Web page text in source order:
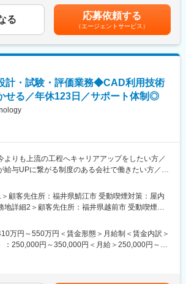
度：
企業様については残業が多くなる企業様が少な
組みをすることなく過度な残業が発生をしない状
す。
善の是正対応も行っています。
与もUP：
より難易度の高いプロジェクトへ配属をされる事
仕組みを取っています。
みではなく、スキルを磨くことが給与UPに繋がる
っては非常分かり易い制度です。
社の定める業務
カーで機電領域における電気設計及び試験・評価
加しており、これに対応するために新たな技術者
となりました。これまでの学びを駆使し高品質な
していただける方をお待ちしています。
用した電気・機械工学の再学習支援
じた就業先の選定と実務サポート
ての成長プロセスを評価する制度
・低電圧取扱主任者の資格をお持ちの方には、設
画立案など、より専門的なキャリアへのステップ
。
回路設計業務
中心）の設計業務
ィ設備（空調機器）等の電気設備保全
そ実現できるエンジニアとしての未来がある：
社＞
～570万円20年目：年収1,000万円超※金額はあく
賃金はあくまでも目安の金額であり、選考を通じ
性があります。月給(月額)は固定手当を含めた表記
る 応募依頼する
（エージェントサービス）
計・試験・評価業務◆CAD利用技術
せる／年休123日／サポート体制◎
よりも上流の工程へキャリアアップをしたい方／
給与UPに繋がる制度のある会社で働きたい方／
へ】
ラスの未経験の方から、経験豊富なエンジニアま
ョンで幅広い年齢層のエンジニアが活躍しており
＞顧客先住所：福井県鯖江市 受動喫煙対策：屋内
地詳細2＞顧客先住所：福井県越前市 受動喫煙対
内全面禁煙変更の範囲：会社の定める事業所（リ
む）
万円～550万円＜賃金形態＞月給制＜賃金内訳＞
：250,000円～350,000円＜月給＞250,000円～